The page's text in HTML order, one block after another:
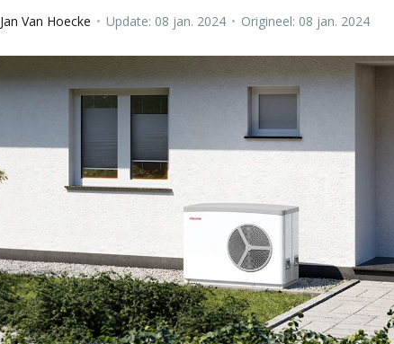
Jan Van Hoecke • Update: 08 jan. 2024 • Origineel: 08 jan. 2024